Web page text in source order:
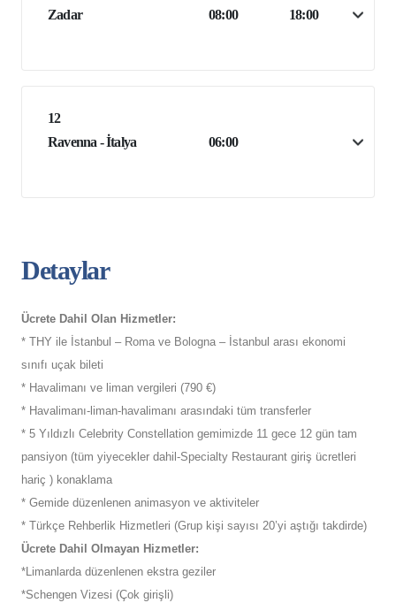
Zadar
08:00 18:00
12
Ravenna - İtalya
06:00
Detaylar
Ücrete Dahil Olan Hizmetler:
* THY ile İstanbul – Roma ve Bologna – İstanbul arası ekonomi
sınıfı uçak bileti
* Havalimanı ve liman vergileri (790 €)
* Havalimanı-liman-havalimanı arasındaki tüm transferler
* 5 Yıldızlı Celebrity Constellation gemimizde 11 gece 12 gün tam
pansiyon (tüm yiyecekler dahil-Specialty Restaurant giriş ücretleri
hariç ) konaklama
* Gemide düzenlenen animasyon ve aktiviteler
* Türkçe Rehberlik Hizmetleri (Grup kişi sayısı 20’yi aştığı takdirde)
Ücrete Dahil Olmayan Hizmetler:
*Limanlarda düzenlenen ekstra geziler
*Schengen Vizesi (Çok girişli)